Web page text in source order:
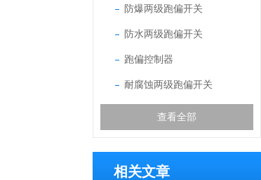
防爆两级跑偏开关
防水两级跑偏开关
跑偏控制器
耐腐蚀两级跑偏开关
查看全部
相关文章